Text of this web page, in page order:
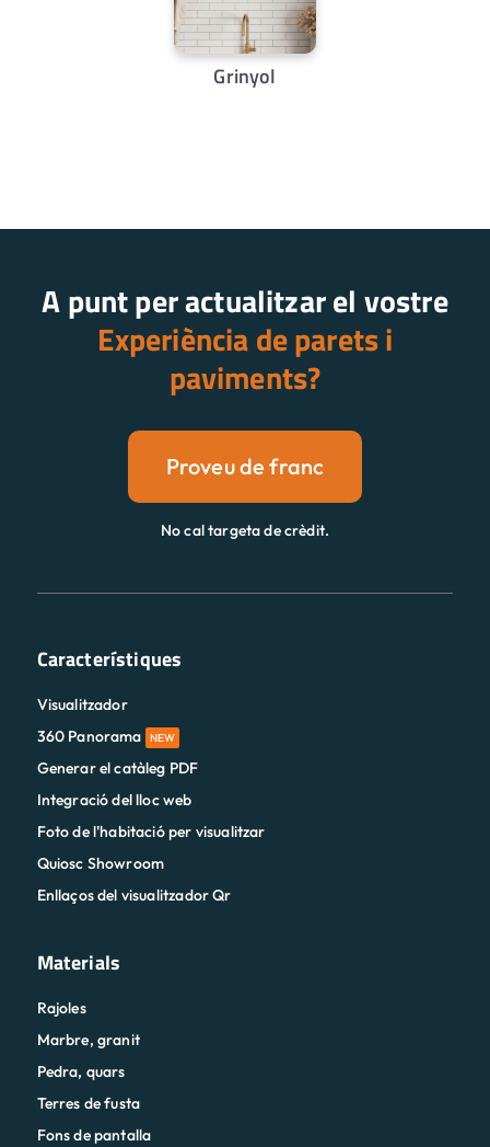
Grinyol
A punt per actualitzar el vostre
Experiència de parets i
paviments?
Proveu de franc
No cal targeta de crèdit.
Característiques
Visualitzador
360 Panorama
NEW
Generar el catàleg PDF
Integració del lloc web
Foto de l'habitació per visualitzar
Quiosc Showroom
Enllaços del visualitzador Qr
Materials
Rajoles
Marbre, granit
Pedra, quars
Terres de fusta
Fons de pantalla